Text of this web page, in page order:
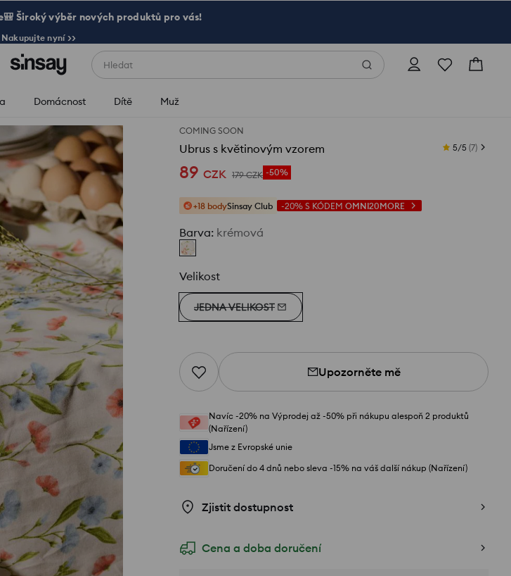
Široký výběr nových produktů pro vás!
Nakupujte nyní >>
Hledat
Domácnost Dítě Muž
COMING SOON
Ubrus s květinovým vzorem 5/5 (7)
89 CZK 179 CZK -50%
+18 bodySinsay Club -20% S KÓDEM OMNI20MORE
Barva: krémová
Velikost
JEDNA VELIKOST
Upozorněte mě
Navíc -20% na Výprodej až -50% při nákupu alespoň 2 produktů
(Nařízení)
Jsme z Evropské unie
Doručení do 4 dnů nebo sleva -15% na váš další nákup (Nařízení)
Zjistit dostupnost
Cena a doba doručení